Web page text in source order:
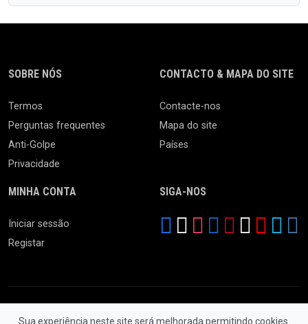
Sua experiência neste site será melhorada permitindo cookies.
SOBRE NÓS
Termos
Perguntas frequentes
Anti-Golpe
Privacidade
CONTACTO & MAPA DO SITE
Contacte-nos
Mapa do site
Países
MINHA CONTA
Iniciar sessão
Registar
SIGA-NOS